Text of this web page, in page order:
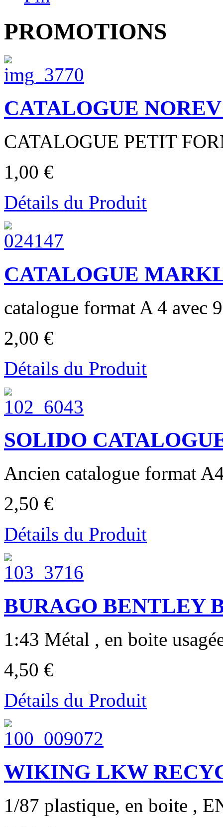
PROMOTIONS
CATALOGUE
CATALOGUE PETIT
1,00 €
Détails du Produit
CATALOGUE
catalogue format A 4 avec
2,00 €
Détails du Produit
SOLIDO
Ancien catalogue format
2,50 €
Détails du Produit
BURAGO BENTLEY
1:43 Métal , en boite
4,50 €
Détails du Produit
WIKING LKW
1/87 plastique, en boite ,